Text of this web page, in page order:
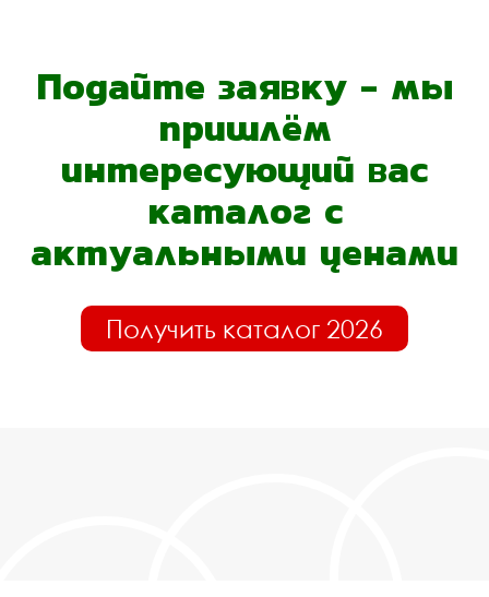
Подайте заявку - мы
пришлём
интересующий вас
каталог с
актуальными ценами
Получить каталог 2026